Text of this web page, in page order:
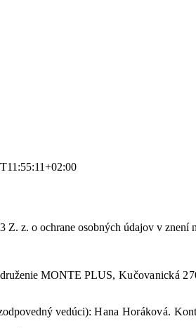
Z. z. o ochrane osobných údajov v znení
MONTE PLUS, Kučovanická
vedúci):Hana Horáková.